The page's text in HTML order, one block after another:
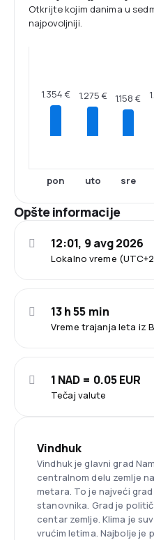
Otkrijte kojim danima u
najpovoljniji.
1.354 €
pon
1.275 €
uto
1.158 €
sre
Opšte informacije
Lokalno vreme
12:01, 9 avg 2026
Vreme trajanja leta iz
13 h 55 min
Tečaj valute
1 NAD = 0.05 EUR
Vindhuk
Vindhuk je glavni grad
centralnom delu zemlje
metara. To je najveći
stanovnika. Grad je
centar zemlje. Klima je
vrućim letima. Najbolje je